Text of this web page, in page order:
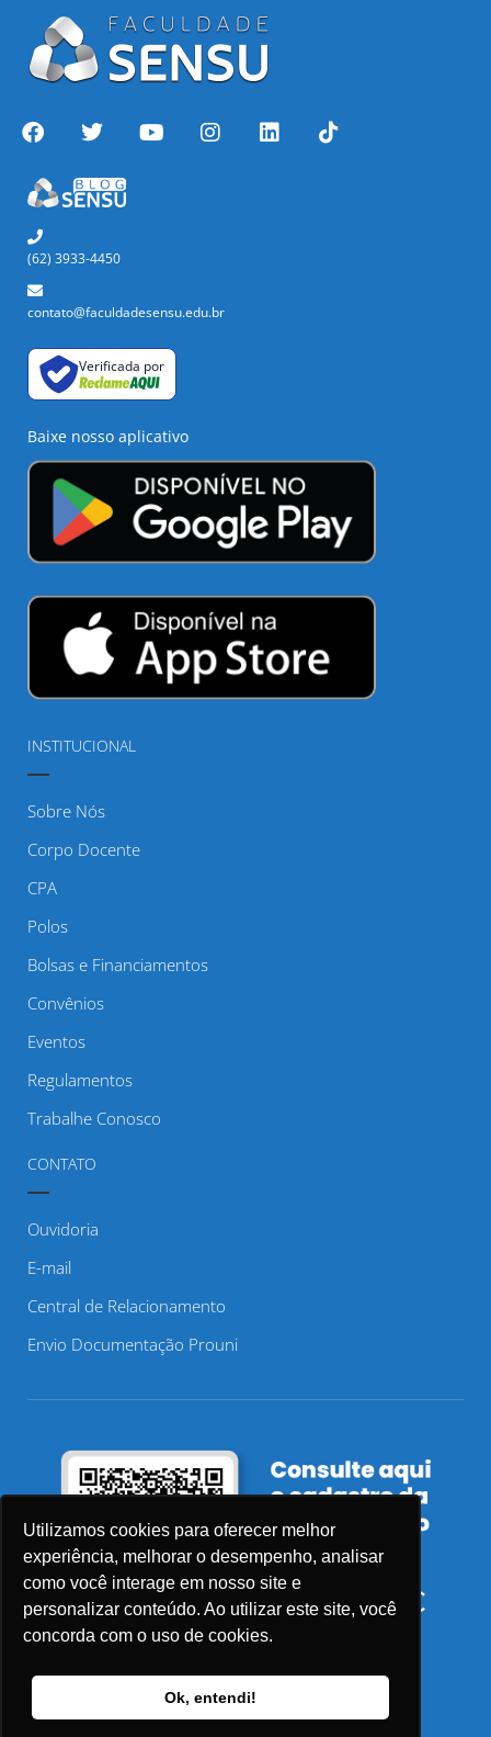
Utilizamos cookies para oferecer melhor
experiência, melhorar o desempenho, analisar
como você interage em nosso site e
personalizar conteúdo. Ao utilizar este site, você
concorda com o uso de cookies.
Ok, entendi!
(62) 3933-4450
contato@faculdadesensu.edu.br
Verificada por
Baixe nosso aplicativo
INSTITUCIONAL
Sobre Nós
Corpo Docente
CPA
Polos
Bolsas e Financiamentos
Convênios
Eventos
Regulamentos
Trabalhe Conosco
CONTATO
Ouvidoria
E-mail
Central de Relacionamento
Envio Documentação Prouni